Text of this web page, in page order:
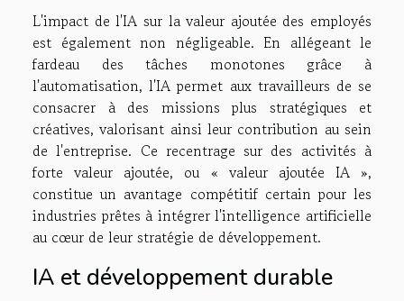
L'impact de l'IA sur la valeur ajoutée des employés
est également non négligeable. En allégeant le
fardeau des tâches monotones grâce à
l'automatisation, l'IA permet aux travailleurs de se
consacrer à des missions plus stratégiques et
créatives, valorisant ainsi leur contribution au sein
de l'entreprise. Ce recentrage sur des activités à
forte valeur ajoutée, ou « valeur ajoutée IA »,
constitue un avantage compétitif certain pour les
industries prêtes à intégrer l'intelligence artificielle
au cœur de leur stratégie de développement.
IA et développement durable